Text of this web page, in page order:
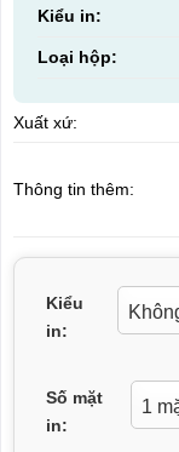
Kiểu in:
Loại hộp:
Xuất xứ:
Thông tin thêm:
Kiểu
in:
Số mặt
in: